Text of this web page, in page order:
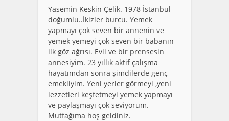
Yasemin Keskin Çelik. 1978 İstanbul
doğumlu..İkizler burcu. Yemek
yapmayı çok seven bir annenin ve
yemek yemeyi çok seven bir babanın
ilk göz ağrısı. Evli ve bir prensesin
annesiyim. 23 yıllık aktif çalışma
hayatımdan sonra şimdilerde genç
emekliyim. Yeni yerler görmeyi ,yeni
lezzetleri keşfetmeyi yemek yapmayı
ve paylaşmayı çok seviyorum.
Mutfağıma hoş geldiniz.